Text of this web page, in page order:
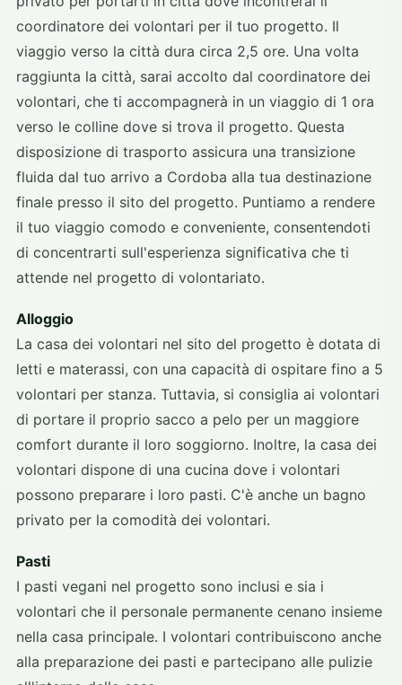
coordinatore dei volontari per il tuo progetto. Il
viaggio verso la città dura circa 2,5 ore. Una volta
raggiunta la città, sarai accolto dal coordinatore dei
volontari, che ti accompagnerà in un viaggio di 1 ora
verso le colline dove si trova il progetto. Questa
disposizione di trasporto assicura una transizione
fluida dal tuo arrivo a Cordoba alla tua destinazione
finale presso il sito del progetto. Puntiamo a rendere
il tuo viaggio comodo e conveniente, consentendoti
di concentrarti sull'esperienza significativa che ti
attende nel progetto di volontariato.
Alloggio
La casa dei volontari nel sito del progetto è dotata di
letti e materassi, con una capacità di ospitare fino a 5
volontari per stanza. Tuttavia, si consiglia ai volontari
di portare il proprio sacco a pelo per un maggiore
comfort durante il loro soggiorno. Inoltre, la casa dei
volontari dispone di una cucina dove i volontari
possono preparare i loro pasti. C'è anche un bagno
privato per la comodità dei volontari.
Pasti
I pasti vegani nel progetto sono inclusi e sia i
volontari che il personale permanente cenano insieme
nella casa principale. I volontari contribuiscono anche
alla preparazione dei pasti e partecipano alle pulizie